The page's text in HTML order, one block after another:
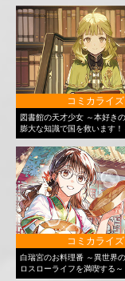
コミカライズ
図書館の天才少女 ～本好き
膨大な知識で国を救います！
コミカライズ
白瑞宮のお料理番 ～異世界
ロスローライフを満喫する～